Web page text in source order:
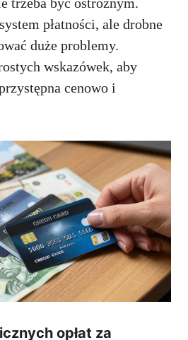
płatności, ale drobne
duże problemy.
wskazówek, aby
cenowo i
opłat za